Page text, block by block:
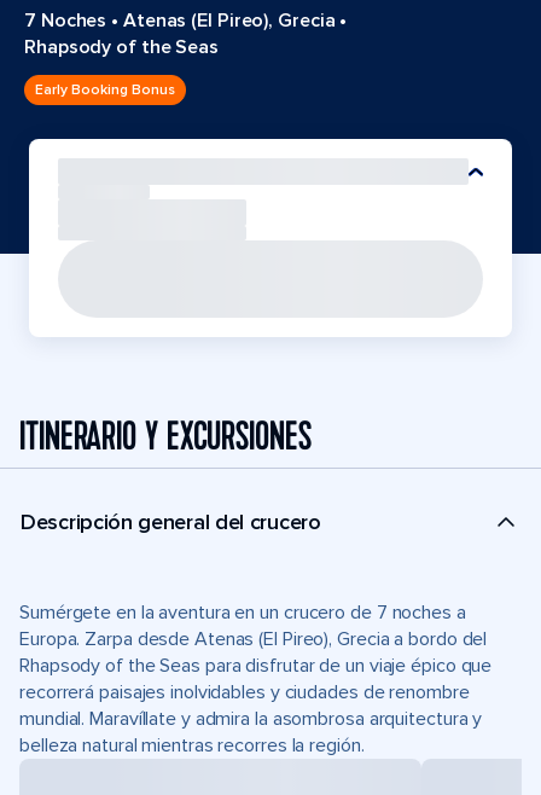
7 Noches • Atenas (El Pireo), Grecia •
Rhapsody of the Seas
Early Booking Bonus
ITINERARIO Y EXCURSIONES
Descripción general del crucero
Sumérgete en la aventura en un crucero de 7 noches a
Europa. Zarpa desde Atenas (El Pireo), Grecia a bordo del
Rhapsody of the Seas para disfrutar de un viaje épico que
recorrerá paisajes inolvidables y ciudades de renombre
mundial. Maravíllate y admira la asombrosa arquitectura y
belleza natural mientras recorres la región.